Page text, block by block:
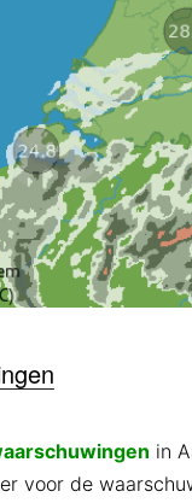
in
voor de